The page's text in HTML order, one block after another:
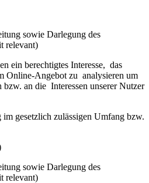
sowie Darlegung des
relevant)
ein berechtigtes Interesse, das
Online-Angebot zu analysieren um
bzw. an die Interessen unserer Nutzer
gesetzlich zulässigen Umfang bzw.
sowie Darlegung des
relevant)